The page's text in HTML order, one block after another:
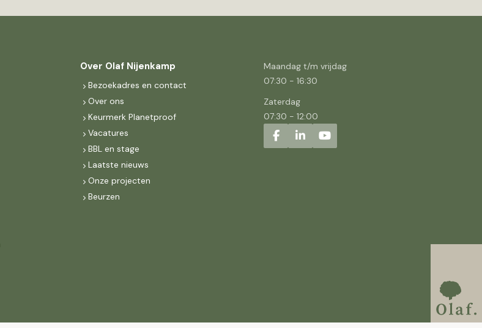
Over Olaf Nijenkamp
Bezoekadres en contact
Over ons
Keurmerk Planetproof
Vacatures
BBL en stage
Laatste nieuws
Onze projecten
Beurzen
Maandag t/m vrijdag
07:30 - 16:30
Zaterdag
07:30 - 12:00